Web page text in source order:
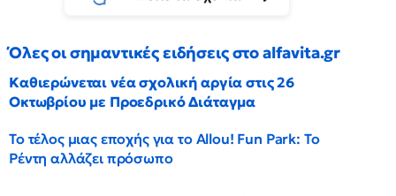
Όλες οι σημαντικές ειδήσεις στο alfavita.gr
Καθιερώνεται νέα σχολική αργία στις 26
Οκτωβρίου με Προεδρικό Διάταγμα
Το τέλος μιας εποχής για το Allou! Fun Park: Το
Ρέντη αλλάζει πρόσωπο